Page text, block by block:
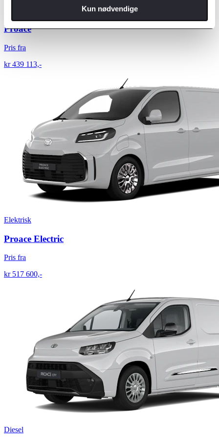
Kun nødvendige
Proace
Pris fra
kr 439 113,-
Elektrisk
Proace Electric
Pris fra
kr 517 600,-
Diesel